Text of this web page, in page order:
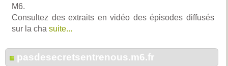
M6.
Consultez des extraits en vidéo des épisodes diffusés
sur la cha suite...
pasdesecretsentrenous.m6.fr